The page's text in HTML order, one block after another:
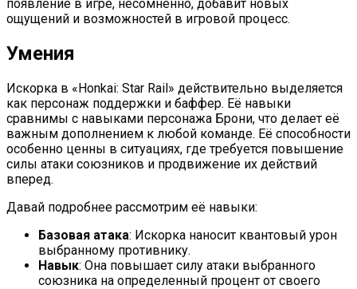
появление в игре, несомненно, добавит новых
ощущений и возможностей в игровой процесс.
Умения
Искорка в «Honkai: Star Rail» действительно выделяется
как персонаж поддержки и баффер. Её навыки
сравнимы с навыками персонажа Брони, что делает её
важным дополнением к любой команде. Её способности
особенно ценны в ситуациях, где требуется повышение
силы атаки союзников и продвижение их действий
вперед.
Давай подробнее рассмотрим её навыки:
Базовая атака: Искорка наносит квантовый урон
выбранному противнику.
Навык: Она повышает силу атаки выбранного
союзника на определенный процент от своего